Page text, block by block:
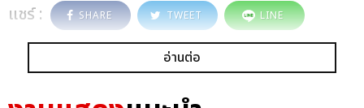
แชร์ : SHARE TWEET LINE
อ่านต่อ